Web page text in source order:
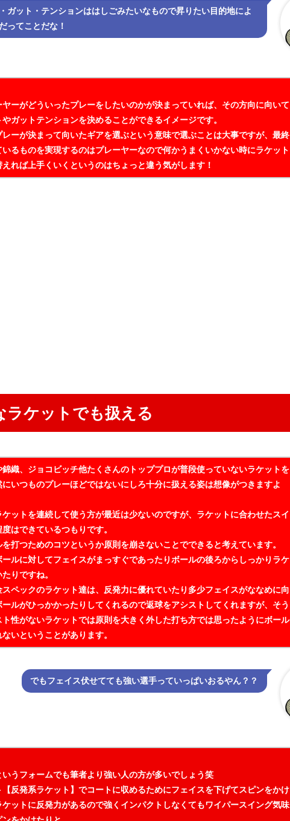
ガット・テンションははしごみたいなもので昇りたい目的地によ
ってことだな！
ヤーがどういったプレーをしたいのかが決まっていれば、その方向に向いて
ガットテンションを決めることができるイメージです。
レーが決まって向いたギアを選ぶという意味で選ぶことは大事ですが、最終
いるものを実現するのはプレーヤーなので何かうまくいかない時にラケット
れば上手くいくというのはちょっと違う気がします！
ラケットでも扱える
錦織、ジョコビッチ他たくさんのトッププロが普段使っていないラケットを
いつものプレーほどではないにしろ十分に扱える姿は想像がつきますよ
ットを連続して使う方が最近は少ないのですが、ラケットに合わせたスイ
はできているつもりです。
打つためのコツというか原則を崩さないことでできると考えています。
ールに対してフェイスがまっすぐであったりボールの後ろからしっかりラケ
りですね。
スペックのラケット達は、反発力に優れていたり多少フェイスがななめに向
ールがひっかかったりしてくれるので返球をアシストしてくれますが、そう
ト性がないラケットでは原則を大きく外した打ち方では思ったようにボール
いということがあります。
でもフェイス伏せてても強い選手っていっぱいおるやん？？
いうフォームでも筆者より強い人の方が多いでしょう笑
【反発系ラケット】でコートに収めるためにフェイスを下げてスピンをかけ
ケットに反発力があるので強くインパクトしなくてもワイパースイング気味